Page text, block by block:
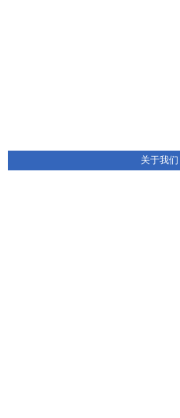
关于我们